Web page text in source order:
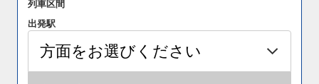
列車区間
出発駅